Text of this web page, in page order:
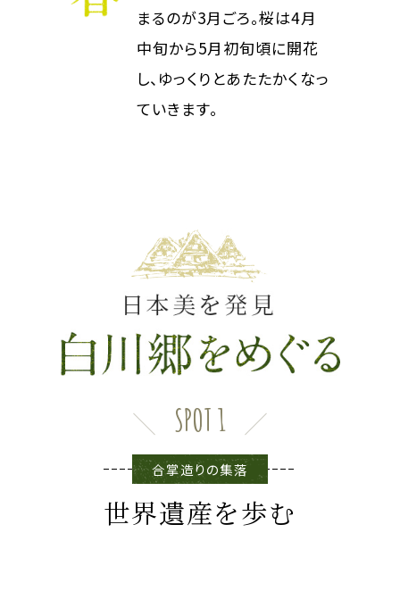
まるのが3月ごろ。桜は4月
中旬から5月初旬頃に開花
し、ゆっくりとあたたかくなっ
ていきます。
SPOT 1
合掌造りの集落
世界遺産を歩む